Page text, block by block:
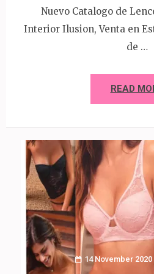
Nuevo Catalogo de
Interior Ilusion, Venta en
de …
READ
14 November 2020